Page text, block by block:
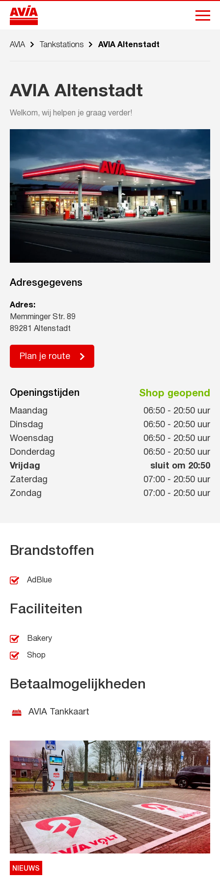
AVIA Tankstations AVIA Altenstadt
AVIA Altenstadt
Welkom, wij helpen je graag verder!
Adresgegevens
Adres:
Memminger Str. 89
89281 Altenstadt
Plan je route
Openingstijden Shop geopend
Maandag 06:50 - 20:50 uur
Dinsdag
06:50 - 20:50 uur
Woensdag
06:50 - 20:50 uur
Donderdag
06:50 - 20:50 uur
Vrijdag
sluit om 20:50
Zaterdag
07:00 - 20:50 uur
Zondag
07:00 - 20:50 uur
Brandstoffen
AdBlue
Faciliteiten
Bakery
Shop
Betaalmogelijkheden
AVIA Tankkaart
NIEUWS